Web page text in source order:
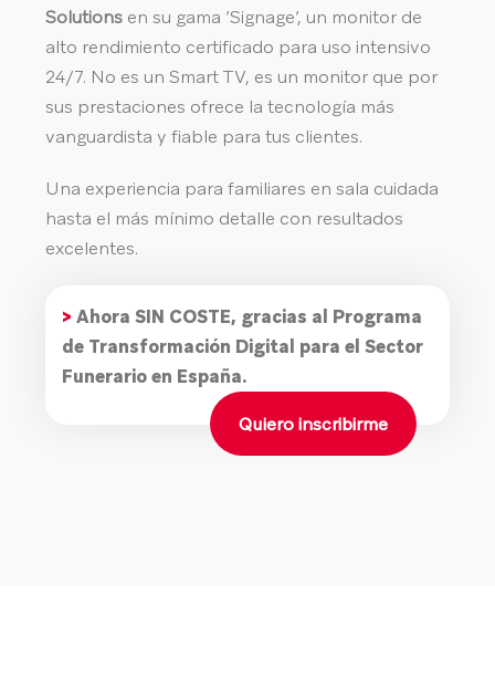
Solutions en su gama ‘Signage’, un monitor de
alto rendimiento certificado para uso intensivo
24/7. No es un Smart TV, es un monitor que por
sus prestaciones ofrece la tecnología más
vanguardista y fiable para tus clientes.
Una experiencia para familiares en sala cuidada
hasta el más mínimo detalle con resultados
excelentes.
> Ahora SIN COSTE, gracias al Programa
de Transformación Digital para el Sector
Funerario en España.
Quiero inscribirme